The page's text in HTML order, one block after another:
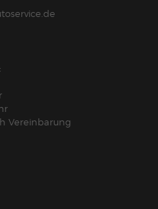
Vereinbarung